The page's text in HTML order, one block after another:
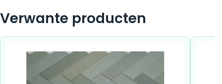
Verwante producten